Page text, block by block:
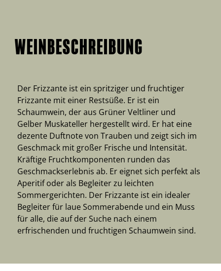
WEINBESCHREIBUNG
Der Frizzante ist ein spritziger und fruchtiger
Frizzante mit einer Restsüße. Er ist ein
Schaumwein, der aus Grüner Veltliner und
Gelber Muskateller hergestellt wird. Er hat eine
dezente Duftnote von Trauben und zeigt sich im
Geschmack mit großer Frische und Intensität.
Kräftige Fruchtkomponenten runden das
Geschmackserlebnis ab. Er eignet sich perfekt als
Aperitif oder als Begleiter zu leichten
Sommergerichten. Der Frizzante ist ein idealer
Begleiter für laue Sommerabende und ein Muss
für alle, die auf der Suche nach einem
erfrischenden und fruchtigen Schaumwein sind.